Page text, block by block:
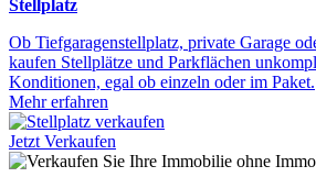
Stellplatz
Ob Tiefgaragenstellplatz, private Garage
kaufen Stellplätze und Parkflächen
Konditionen, egal ob einzeln oder im Paket.
Mehr erfahren
Jetzt Verkaufen